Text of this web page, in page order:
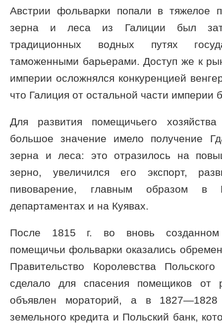
Австрии фольварки попали в тяжелое
зерна и леса из Галиции был
традиционных водных путях
таможенными барьерами. Доступ же к
империи осложнялся конкуренцией
что Галиция от остальной части империи
Для развития помещичьего
большое значение имело получение
зерна и леса: это отразилось на
зерно, увеличился его экспорт,
пивоварение, главным образом в
департаментах и на Куявах.
После 1815 г. во вновь созданном
помещичьи фольварки оказались
Правительство Королевства
сделало для спасения помещиков от
объявлен мораторий, а в 1827—1828
земельного кредита и Польский банк,